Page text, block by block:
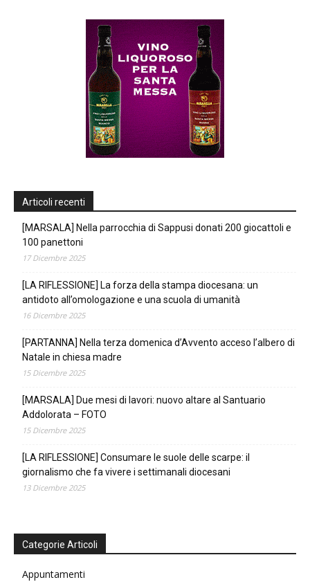
Articoli recenti
[MARSALA] Nella parrocchia di Sappusi donati 200 giocattoli e
100 panettoni
17 Dicembre 2025
[LA RIFLESSIONE] La forza della stampa diocesana: un
antidoto all’omologazione e una scuola di umanità
16 Dicembre 2025
[PARTANNA] Nella terza domenica d’Avvento acceso l’albero di
Natale in chiesa madre
15 Dicembre 2025
[MARSALA] Due mesi di lavori: nuovo altare al Santuario
Addolorata – FOTO
15 Dicembre 2025
[LA RIFLESSIONE] Consumare le suole delle scarpe: il
giornalismo che fa vivere i settimanali diocesani
13 Dicembre 2025
Categorie Articoli
Appuntamenti